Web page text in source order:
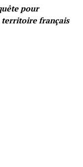
pour
territoire français